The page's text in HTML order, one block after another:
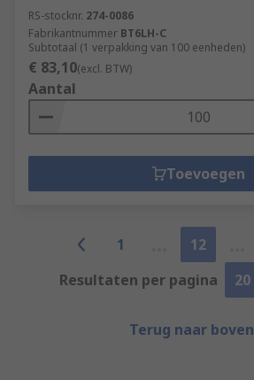
RS-stocknr. 274-0086
Fabrikantnummer BT6LH-C
Subtotaal (1 verpakking van 100 eenheden)
€ 83,10(excl. BTW)
Aantal
Toevoegen
1 12
Resultaten per pagina
20
Terug naar boven